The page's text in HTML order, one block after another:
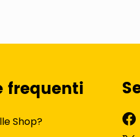
frequenti
Shop?